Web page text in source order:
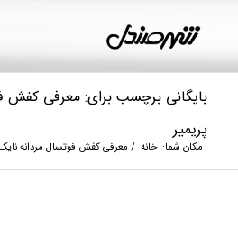
بایگانی برچسب برای: معرفی کفش
پریمیر
مکان شما: خانه / معرفی کفش فوتسال مردانه نایک